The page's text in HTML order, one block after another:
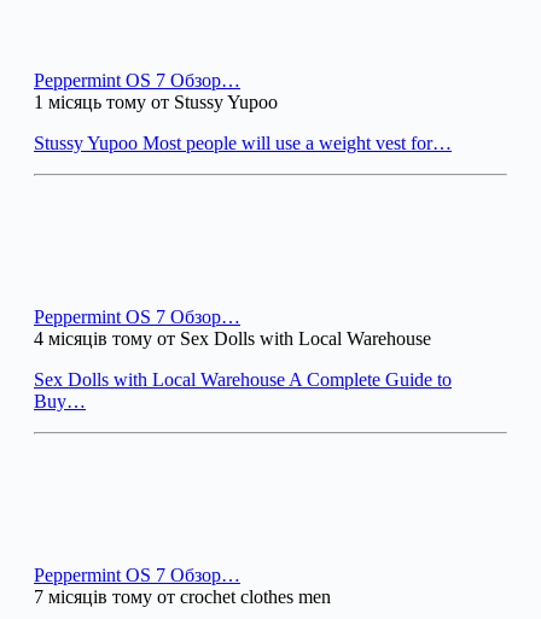
Peppermint OS 7 Обзор…
1 місяць тому от Stussy Yupoo
Stussy Yupoo Most people will use a weight vest for…
Peppermint OS 7 Обзор…
4 місяців тому от Sex Dolls with Local Warehouse
Sex Dolls with Local Warehouse A Complete Guide to
Buy…
Peppermint OS 7 Обзор…
7 місяців тому от crochet clothes men